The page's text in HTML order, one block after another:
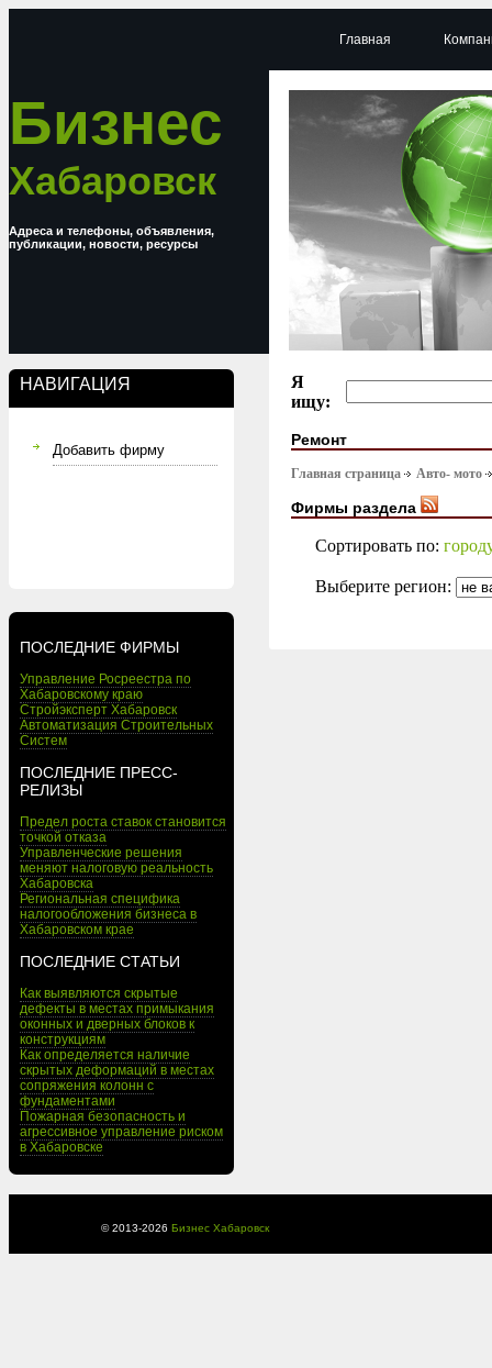
Бизнес
Хабаровск
Адреса и телефоны, объявления,
публикации, новости, ресурсы
НАВИГАЦИЯ
Добавить фирму
ПОСЛЕДНИЕ ФИРМЫ
Управление Росреестра по
Хабаровскому краю
Стройэксперт Хабаровск
Автоматизация Строительных
Систем
ПОСЛЕДНИЕ ПРЕСС-
РЕЛИЗЫ
Предел роста ставок становится
точкой отказа
Управленческие решения
меняют налоговую реальность
Хабаровска
Региональная специфика
налогообложения бизнеса в
Хабаровском крае
ПОСЛЕДНИЕ СТАТЬИ
Как выявляются скрытые
дефекты в местах примыкания
оконных и дверных блоков к
конструкциям
Как определяется наличие
скрытых деформаций в местах
сопряжения колонн с
фундаментами
Пожарная безопасность и
агрессивное управление риском
в Хабаровске
Главная
Я
ищу:
Ремонт
Главная страница Авто- мото
Фирмы раздела
Сортировать по:
Выберите регион:
© 2013-2026 Бизнес Хабаровск